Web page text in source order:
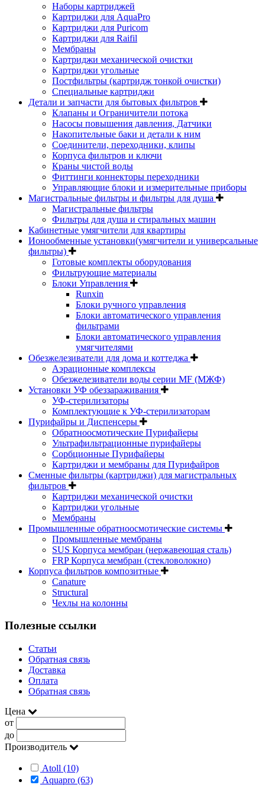
Наборы картриджей
Картриджи для AquaPro
Картриджи для Puricom
Картриджи для Raifil
Мембраны
Картриджи механической очистки
Картриджи угольные
Постфильтры (картридж тонкой очистки)
Специальные картриджи
Детали и запчасти для бытовых фильтров
Клапаны и Ограничители потока
Насосы повышения давления, Датчики
Накопительные баки и детали к ним
Соединители, переходники, клипы
Корпуса фильтров и ключи
Краны чистой воды
Фиттинги коннекторы переходники
Управляющие блоки и измерительные приборы
Магистральные фильтры и фильтры для душа
Магистральные фильтры
Фильтры для душа и стиральных машин
Кабинетные умягчители для квартиры
Ионообменные установки(умягчители и универсальные
фильтры)
Готовые комплекты оборудования
Фильтрующие материалы
Блоки Управления
Runxin
Блоки ручного управления
Блоки автоматического управления
фильтрами
Блоки автоматического управления
умягчителями
Обезжелезиватели для дома и коттеджа
Аэрационные комплексы
Обезжелезиватели воды серии MF (МЖФ)
Установки УФ обеззараживания
УФ-стерилизаторы
Комплектующие к УФ-стерилизаторам
Пурифайры и Диспенсеры
Обратноосмотические Пурифайеры
Ультрафильтрационные пурифайеры
Сорбционные Пурифайеры
Картриджи и мембраны для Пурифайров
Сменные фильтры (картриджи) для магистральных
фильтров
Картриджи механической очистки
Картриджи угольные
Мембраны
Промышленные обратноосмотические системы
Промышленные мембраны
SUS Корпуса мембран (нержавеющая сталь)
FRP Корпуса мембран (стекловолокно)
Корпуса фильтров композитные
Canature
Structural
Чехлы на колонны
Полезные ссылки
Статьи
Обратная связь
Доставка
Оплата
Обратная связь
Цена
от
до
Производитель
Atoll (10)
Aquapro (63)